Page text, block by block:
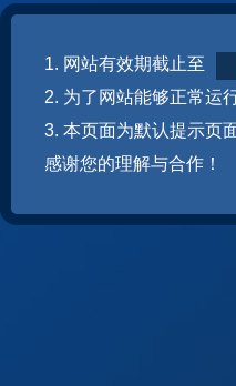
1. 网站有效期截止至
2. 为了网站能够正常运
3. 本页面为默认提示页
感谢您的理解与合作！